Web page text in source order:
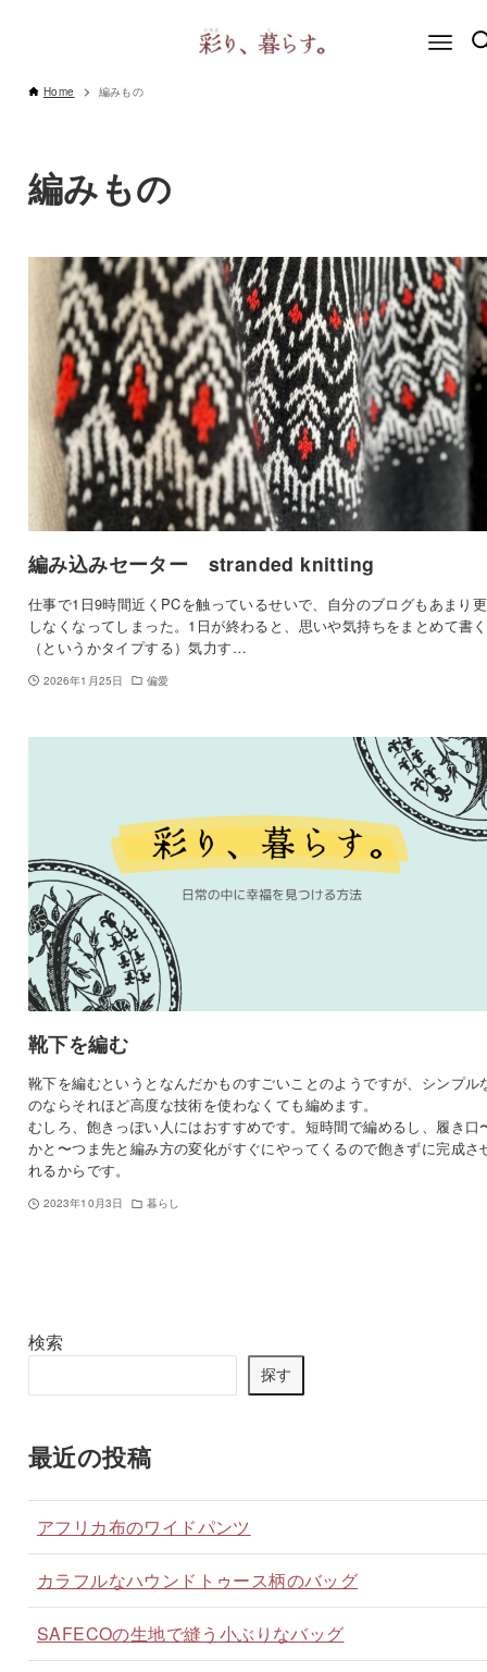
Home 編みもの
編みもの
編み込みセーター stranded knitting
仕事で1日9時間近くPCを触っているせいで、自分のブログもあまり
しなくなってしまった。1日が終わると、思いや気持ちをまとめて書く
（というかタイプする）気力す…
2026年1月25日 偏愛
靴下を編む
靴下を編むというとなんだかものすごいことのようですが、シンプル
のならそれほど高度な技術を使わなくても編めます。
むしろ、飽きっぽい人にはおすすめです。短時間で編めるし、履き口
かと〜つま先と編み方の変化がすぐにやってくるので飽きずに完成さ
れるからです。
2023年10月3日 暮らし
検索
探す
最近の投稿
アフリカ布のワイドパンツ
カラフルなハウンドトゥース柄のバッグ
SAFECOの生地で縫う小ぶりなバッグ